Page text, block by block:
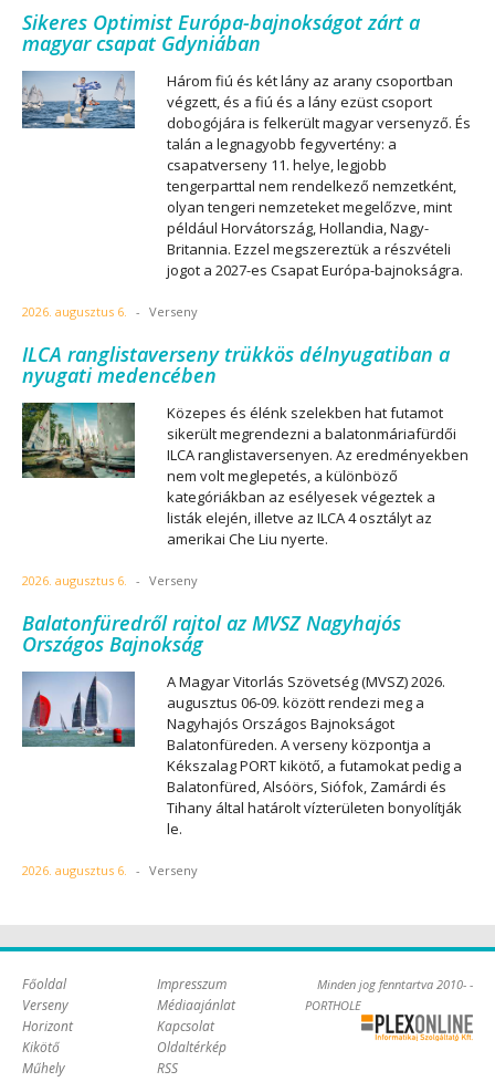
Sikeres Optimist Európa-bajnokságot zárt a
magyar csapat Gdyniában
Három fiú és két lány az arany csoportban
végzett, és a fiú és a lány ezüst csoport
dobogójára is felkerült magyar versenyző. És
talán a legnagyobb fegyvertény: a
csapatverseny 11. helye, legjobb
tengerparttal nem rendelkező nemzetként,
olyan tengeri nemzeteket megelőzve, mint
például Horvátország, Hollandia, Nagy-
Britannia. Ezzel megszereztük a részvételi
jogot a 2027-es Csapat Európa-bajnokságra.
2026. augusztus 6. - Verseny
ILCA ranglistaverseny trükkös délnyugatiban a
nyugati medencében
Közepes és élénk szelekben hat futamot
sikerült megrendezni a balatonmáriafürdői
ILCA ranglistaversenyen. Az eredményekben
nem volt meglepetés, a különböző
kategóriákban az esélyesek végeztek a
listák elején, illetve az ILCA 4 osztályt az
amerikai Che Liu nyerte.
2026. augusztus 6. - Verseny
Balatonfüredről rajtol az MVSZ Nagyhajós
Országos Bajnokság
A Magyar Vitorlás Szövetség (MVSZ) 2026.
augusztus 06-09. között rendezi meg a
Nagyhajós Országos Bajnokságot
Balatonfüreden. A verseny központja a
Kékszalag PORT kikötő, a futamokat pedig a
Balatonfüred, Alsóörs, Siófok, Zamárdi és
Tihany által határolt vízterületen bonyolítják
le.
2026. augusztus 6. - Verseny
Főoldal
Verseny
Horizont
Kikötő
Műhely
Impresszum
Médiaajánlat
Kapcsolat
Oldaltérkép
RSS
Minden jog fenntartva 2010- -
PORTHOLE
Online Kft. -